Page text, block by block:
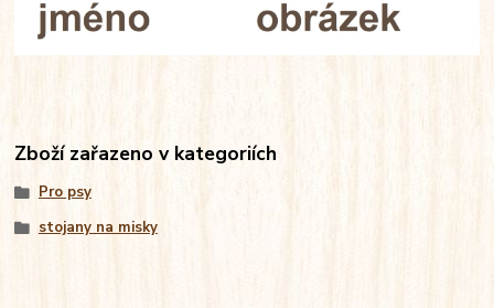
Zboží zařazeno v kategoriích
Pro psy
stojany na misky